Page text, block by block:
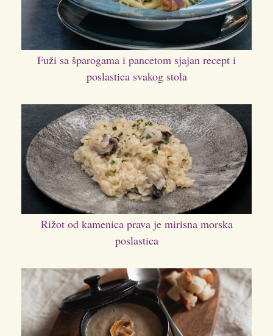
Fuži sa šparogama i pancetom sjajan recept i
poslastica svakog stola
Rižot od kamenica prava je mirisna morska
poslastica